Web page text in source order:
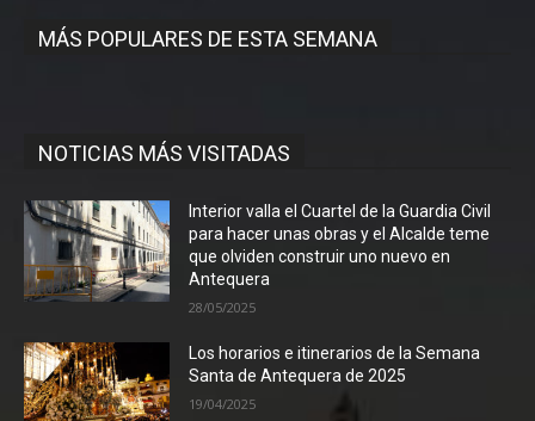
MÁS POPULARES DE ESTA SEMANA
NOTICIAS MÁS VISITADAS
Interior valla el Cuartel de la Guardia Civil
para hacer unas obras y el Alcalde teme
que olviden construir uno nuevo en
Antequera
28/05/2025
Los horarios e itinerarios de la Semana
Santa de Antequera de 2025
19/04/2025